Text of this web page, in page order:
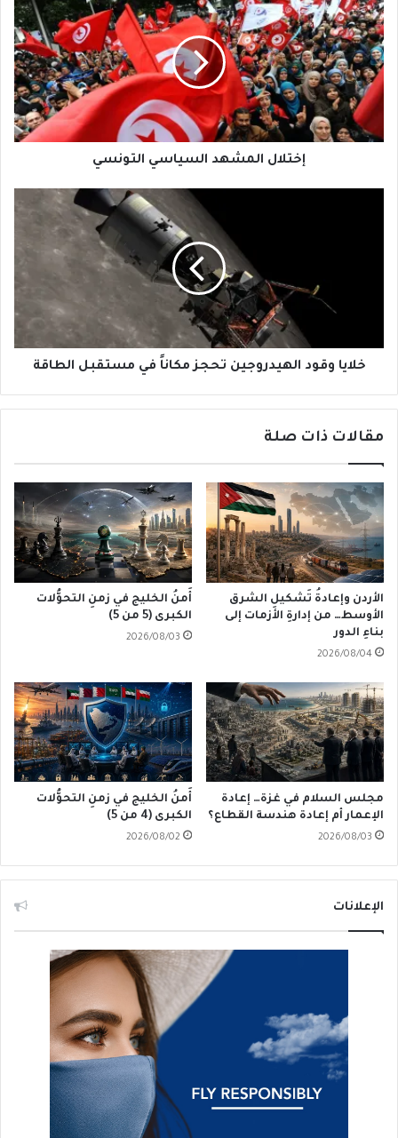
المشهد
السياسي
التونسي
إختلال المشهد السياسي التونسي
خلايا وقود الهيدروجين تحجز مكاناً في مستقبل الطاقة
مقالات ذات صلة
الأردن وإعادةُ تَشكيلِ الشرق
الأوسط… من إدارةِ الأزمات إلى
بناءِ الدور
2026/08/04
أَمنُ الخليج في زمنِ التحوُّلات
الكبرى (5 من 5)
2026/08/03
مجلس السلام في غزة… إعادة
الإعمار أم إعادة هندسة القطاع؟
2026/08/03
أَمنُ الخليج في زمنِ التحوُّلات
الكبرى (4 من 5)
2026/08/02
الإعلانات